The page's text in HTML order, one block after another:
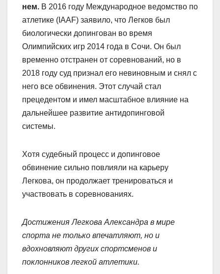
нем. В 2016 году Международное ведомство по
атлетике (IAAF) заявило, что Легков был
биологически допингован во время
Олимпийских игр 2014 года в Сочи. Он был
временно отстранен от соревнований, но в
2018 году суд признал его невиновным и снял с
него все обвинения. Этот случай стал
прецедентом и имел масштабное влияние на
дальнейшее развитие антидопинговой
системы.
Хотя судебный процесс и допинговое
обвинение сильно повлияли на карьеру
Легкова, он продолжает тренироваться и
участвовать в соревнованиях.
Достижения Легкова Александра в мире
спорта не только впечатляют, но и
вдохновляют других спортсменов и
поклонников легкой атлетики.